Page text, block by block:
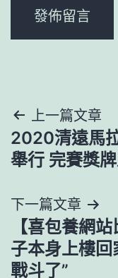
文
章
覽
上一篇文章
2020清遠馬
舉行 完賽獎
下一篇文章
【喜包養網
子本身上樓回
戰斗了”